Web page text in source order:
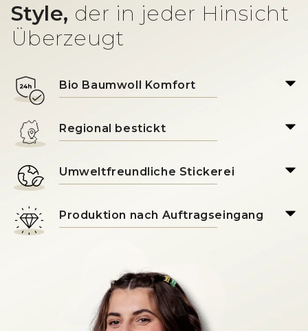
Style, der in jeder Hinsicht
Überzeugt
Bio Baumwoll Komfort
Regional bestickt
Umweltfreundliche Stickerei
Produktion nach Auftragseingang